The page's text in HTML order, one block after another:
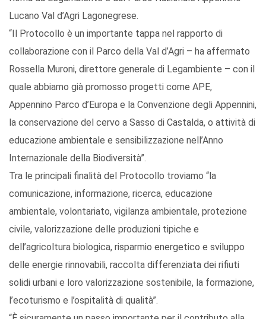
Lucano Val d’Agri Lagonegrese.
“Il Protocollo è un importante tappa nel rapporto di
collaborazione con il Parco della Val d’Agri – ha affermato
Rossella Muroni, direttore generale di Legambiente – con il
quale abbiamo già promosso progetti come APE,
Appennino Parco d’Europa e la Convenzione degli Appennini,
la conservazione del cervo a Sasso di Castalda, o attività di
educazione ambientale e sensibilizzazione nell’Anno
Internazionale della Biodiversità”.
Tra le principali finalità del Protocollo troviamo “la
comunicazione, informazione, ricerca, educazione
ambientale, volontariato, vigilanza ambientale, protezione
civile, valorizzazione delle produzioni tipiche e
dell’agricoltura biologica, risparmio energetico e sviluppo
delle energie rinnovabili, raccolta differenziata dei rifiuti
solidi urbani e loro valorizzazione sostenibile, la formazione,
l’ecoturismo e l’ospitalità di qualità”.